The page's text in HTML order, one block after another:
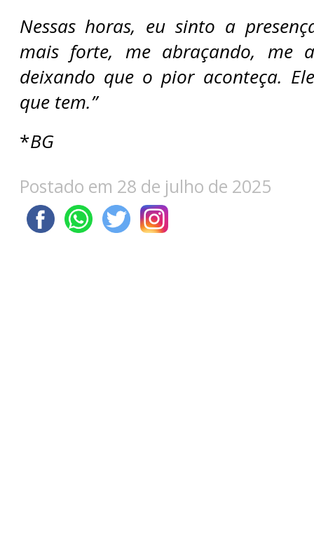
Nessas horas, eu sinto a
mais forte, me abraçando, me
deixando que o pior aconteça.
que tem.”
*BG
Postado em 28 de julho de 2025